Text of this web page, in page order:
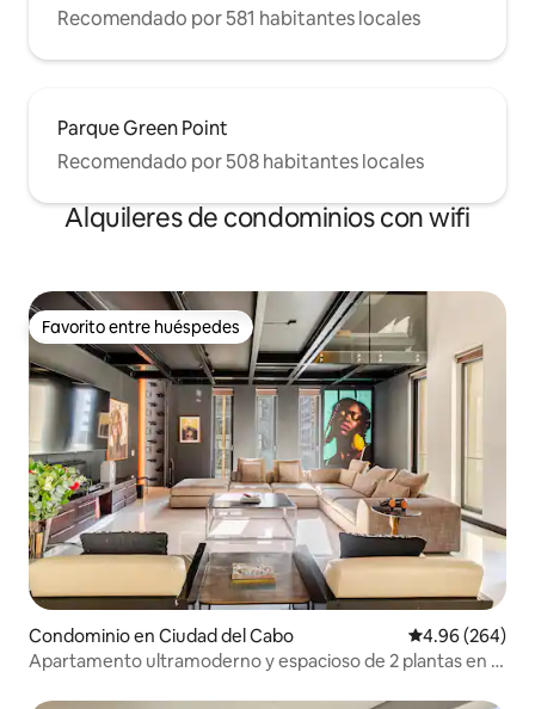
Recomendado por 581 habitantes locales
Parque Green Point
Recomendado por 508 habitantes locales
Alquileres de condominios con wifi
Favorito entre huéspedes
Favorito entre huéspedes
Condominio en Ciudad del Cabo Calificación
4.96 (264)
Apartamento ultramoderno y espacioso de 2 plantas en el